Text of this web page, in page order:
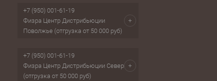
+7 (950) 001-61-19
Физра Центр Дистрибьюции
Поволжье (отгрузка от 50 000 руб)
+7 (950) 001-61-19
Физра Центр Дистрибьюции Север
(отгрузка от 50 000 руб)